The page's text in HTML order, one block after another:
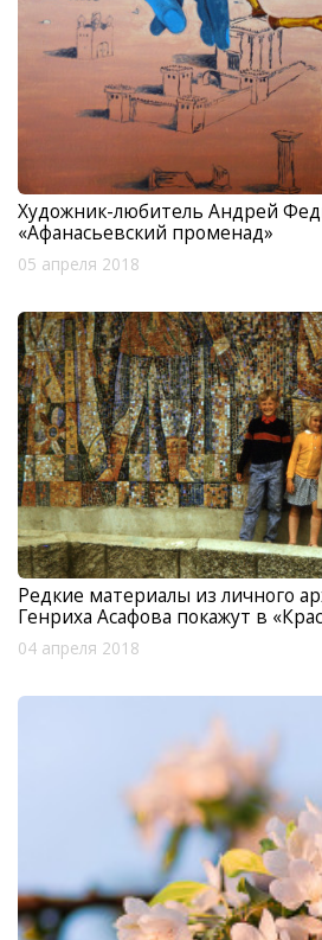
Художник-любитель Андрей
«Афанасьевский променад»
05 апреля 2018
Редкие материалы из личного
Генриха Асафова покажут в
04 апреля 2018